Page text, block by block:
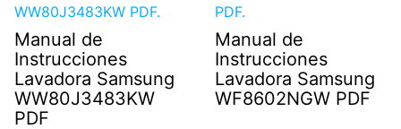
Manual de
Instrucciones
Lavadora Samsung
WW80J3483KW
PDF
Manual de
Instrucciones
Lavadora Samsung
WF8602NGW PDF